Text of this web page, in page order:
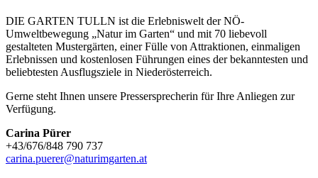
DIE GARTEN TULLN ist die Erlebniswelt der NÖ-
Umweltbewegung „Natur im Garten“ und mit 70 liebevoll
gestalteten Mustergärten, einer Fülle von Attraktionen, einmaligen
Erlebnissen und kostenlosen Führungen eines der bekanntesten und
beliebtesten Ausflugsziele in Niederösterreich.
Gerne steht Ihnen unsere Pressersprecherin für Ihre Anliegen zur
Verfügung.
Carina Pürer
+43/676/848 790 737
carina.puerer@naturimgarten.at